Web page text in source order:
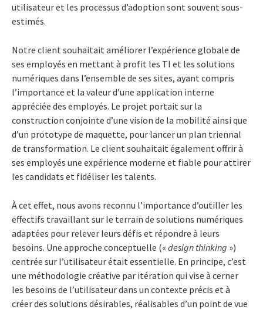
utilisateur et les processus d’adoption sont souvent sous-
estimés.
Notre client souhaitait améliorer l’expérience globale de
ses employés en mettant à profit les TI et les solutions
numériques dans l’ensemble de ses sites, ayant compris
l’importance et la valeur d’une application interne
appréciée des employés. Le projet portait sur la
construction conjointe d’une vision de la mobilité ainsi que
d’un prototype de maquette, pour lancer un plan triennal
de transformation. Le client souhaitait également offrir à
ses employés une expérience moderne et fiable pour attirer
les candidats et fidéliser les talents.
À cet effet, nous avons reconnu l’importance d’outiller les
effectifs travaillant sur le terrain de solutions numériques
adaptées pour relever leurs défis et répondre à leurs
besoins. Une approche conceptuelle (« design thinking »)
centrée sur l’utilisateur était essentielle. En principe, c’est
une méthodologie créative par itération qui vise à cerner
les besoins de l’utilisateur dans un contexte précis et à
créer des solutions désirables, réalisables d’un point de vue